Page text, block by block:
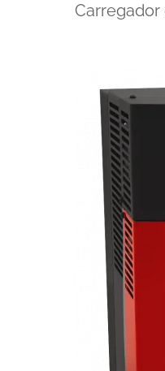
Carregador